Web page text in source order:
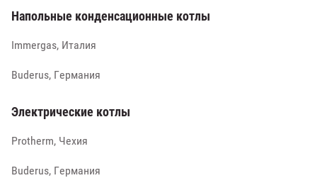
Напольные конденсационные котлы
Immergas, Италия
Buderus, Германия
Электрические котлы
Protherm, Чехия
Buderus, Германия